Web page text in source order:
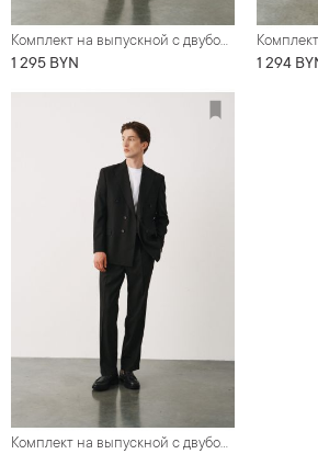
Комплект на выпускной с двубортным оверсайз костюмом синего цвета (костюм, туфли, футболка)
1 295 BYN 1 294
Комплект на выпускной с двубортным оверсайз костюмом черного цвета (костюм, туфли, футболка)